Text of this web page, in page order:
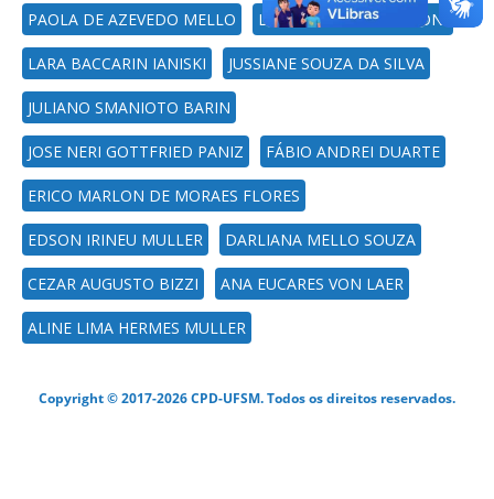
PAOLA DE AZEVEDO MELLO LUIS ANTONIO SANGIONI
LARA BACCARIN IANISKI JUSSIANE SOUZA DA SILVA
JULIANO SMANIOTO BARIN
JOSE NERI GOTTFRIED PANIZ FÁBIO ANDREI DUARTE
ERICO MARLON DE MORAES FLORES
EDSON IRINEU MULLER DARLIANA MELLO SOUZA
CEZAR AUGUSTO BIZZI ANA EUCARES VON LAER
ALINE LIMA HERMES MULLER
Copyright © 2017-2026 CPD-UFSM. Todos os direitos reservados.